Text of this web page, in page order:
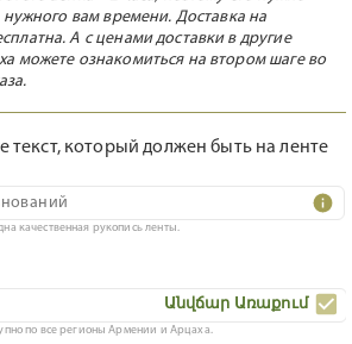
нужного вам времени. Доставка на
А с ценами доставки в другие
можете ознакомиться на втором шаге во
текст, который должен быть на ленте
качественная рукопись ленты.
Անվճար Առաքում
по все регионы Армении и Арцаха.